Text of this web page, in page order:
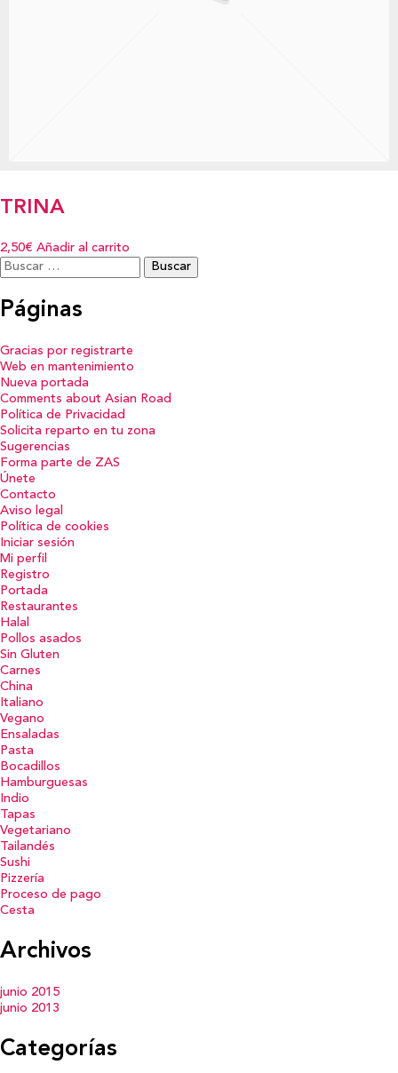
TRINA
2,50€ Añadir al carrito
Buscar:
Páginas
Gracias por registrarte
Web en mantenimiento
Nueva portada
Comments about Asian Road
Política de Privacidad
Solicita reparto en tu zona
Sugerencias
Forma parte de ZAS
Únete
Contacto
Aviso legal
Política de cookies
Iniciar sesión
Mi perfil
Registro
Portada
Restaurantes
Halal
Pollos asados
Sin Gluten
Carnes
China
Italiano
Vegano
Ensaladas
Pasta
Bocadillos
Hamburguesas
Indio
Tapas
Vegetariano
Tailandés
Sushi
Pizzería
Proceso de pago
Cesta
Archivos
junio 2015
junio 2013
Categorías